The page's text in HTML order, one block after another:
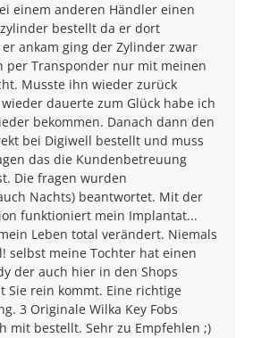
einem anderen Händler einen
bestellt da er dort
ankam ging der Zylinder zwar
per Transponder nur mit meinen
Musste ihn wieder zurück
dauerte zum Glück habe ich
bekommen. Danach dann den
bei Digiwell bestellt und muss
das die Kundenbetreuung
Die fragen wurden
Nachts) beantwortet. Mit der
funktioniert mein Implantat...
Leben total verändert. Niemals
selbst meine Tochter hat einen
der auch hier in den Shops
Sie rein kommt. Eine richtige
3 Originale Wilka Key Fobs
mit bestellt. Sehr zu Empfehlen ;)